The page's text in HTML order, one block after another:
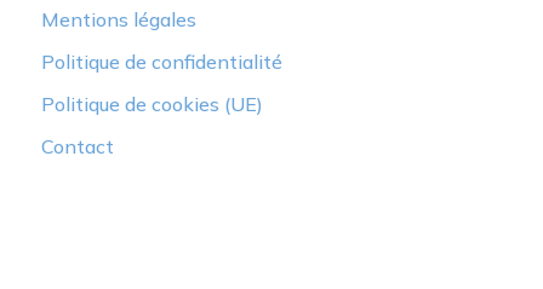
Mentions légales
Politique de confidentialité
Politique de cookies (UE)
Contact